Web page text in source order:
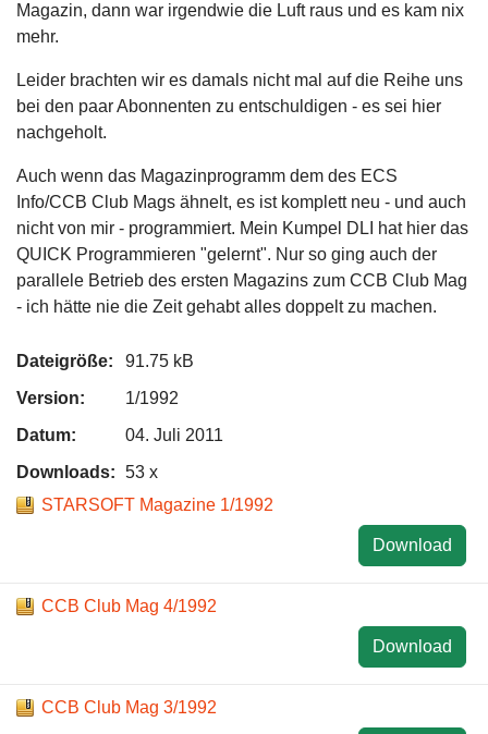
Magazin, dann war irgendwie die Luft raus und es kam nix
mehr.
Leider brachten wir es damals nicht mal auf die Reihe uns
bei den paar Abonnenten zu entschuldigen - es sei hier
nachgeholt.
Auch wenn das Magazinprogramm dem des ECS
Info/CCB Club Mags ähnelt, es ist komplett neu - und auch
nicht von mir - programmiert. Mein Kumpel DLI hat hier das
QUICK Programmieren "gelernt". Nur so ging auch der
parallele Betrieb des ersten Magazins zum CCB Club Mag
- ich hätte nie die Zeit gehabt alles doppelt zu machen.
Dateigröße:
91.75 kB
Version:
1/1992
Datum:
04. Juli 2011
Downloads: 53 x
STARSOFT Magazine 1/1992
Download
CCB Club Mag 4/1992
Download
CCB Club Mag 3/1992